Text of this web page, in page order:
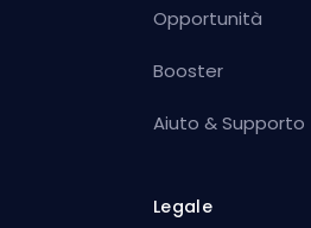
Opportunità
Booster
Aiuto & Supporto
Legale